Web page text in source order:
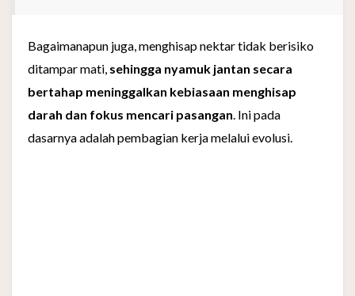
Bagaimanapun juga, menghisap nektar tidak berisiko
ditampar mati, sehingga nyamuk jantan secara
bertahap meninggalkan kebiasaan menghisap
darah dan fokus mencari pasangan. Ini pada
dasarnya adalah pembagian kerja melalui evolusi.